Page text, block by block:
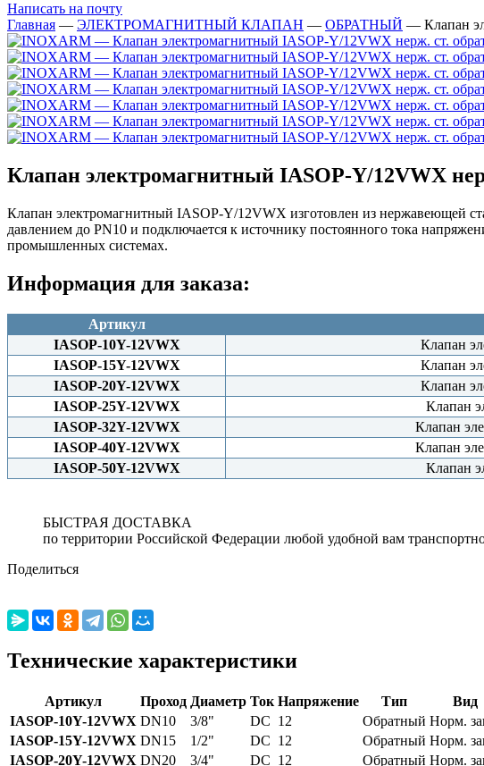
Написать на почту
Главная — ЭЛЕКТРОМАГНИТНЫЙ КЛАПАН — ОБРАТНЫЙ — Клапан
Клапан электромагнитный IASOP-Y/12VWX
Клапан электромагнитный IASOP-Y/12VWX изготовлен из нержавеющей
давлением до PN10 и подключается к источнику постоянного тока
промышленных системах.
Информация для заказа:
Артикул
IASOP-10Y-12VWX
Клапан
IASOP-15Y-12VWX
Клапан
IASOP-20Y-12VWX
Клапан
IASOP-25Y-12VWX
Клапан
IASOP-32Y-12VWX
Клапан
IASOP-40Y-12VWX
Клапан
IASOP-50Y-12VWX
Клапан
БЫСТРАЯ ДОСТАВКА
по территории Российской Федерации любой удобной вам
Поделиться
Технические характеристики
Артикул Проход Диаметр Ток Напряжение Тип Вид
IASOP-10Y-12VWX DN10 3/8" DC 12 Обратный Норм.
IASOP-15Y-12VWX DN15 1/2" DC 12 Обратный Норм.
IASOP-20Y-12VWX DN20 3/4" DC 12 Обратный Норм.